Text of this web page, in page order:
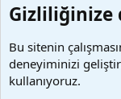
kaldırılacaktır.
alınmaktadır.
Videoların hiç
Gizliliğinize
Bu sitenin
deneyiminizi
kullanıyoruz.